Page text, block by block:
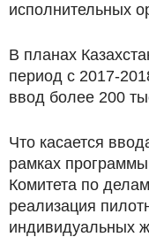
исполнительных
В планах
период с 2017-
ввод более 200
Что касается
рамках
Комитета по
реализация
индивидуальных